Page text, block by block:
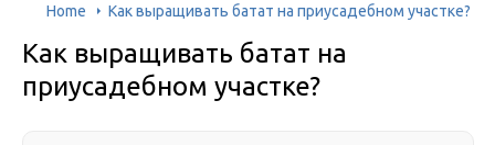
Home Как выращивать батат на приусадебном участке?
Как выращивать батат на
приусадебном участке?